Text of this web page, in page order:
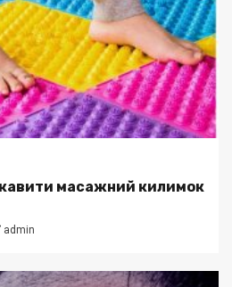
масажний килимок
admin